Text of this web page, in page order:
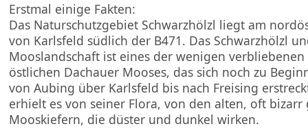
Erstmal einige Fakten:
Das Naturschutzgebiet Schwarzhölzl liegt am
von Karlsfeld südlich der B471. Das Schwarzhölzl
Mooslandschaft ist eines der wenigen verbliebenen
östlichen Dachauer Mooses, das sich noch zu
von Aubing über Karlsfeld bis nach Freising
erhielt es von seiner Flora, von den alten, oft
Mooskiefern, die düster und dunkel wirken.